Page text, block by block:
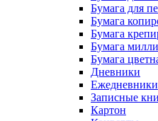
Бумага для
Бумага
Бумага
Бумага
Бумага
Дневники
Ежедневники
Записные
Картон